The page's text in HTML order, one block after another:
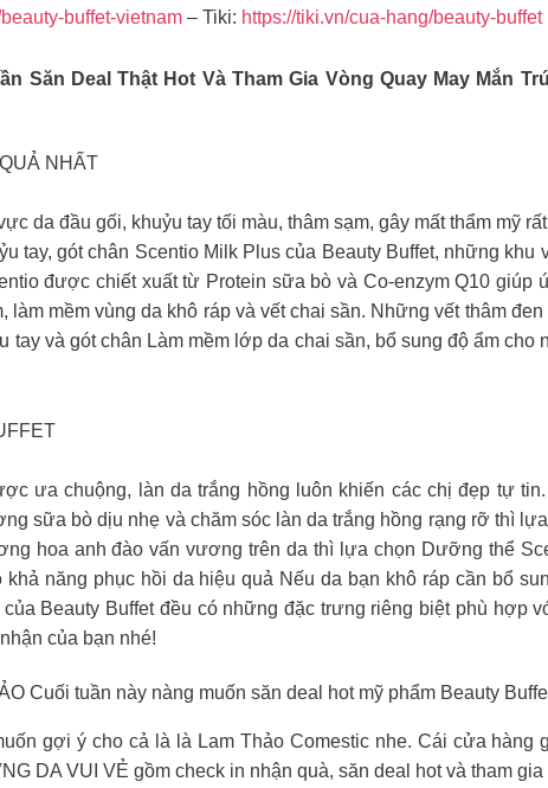
buffet-vietnam – Tiki: https://tiki.vn/cua-hang/beauty-buffet
Săn Deal Thật Hot Và Tham Gia Vòng Quay May Mắn
NHẤT
da đầu gối, khuỷu tay tối màu, thâm sạm, gây mất thẩm mỹ
tay, gót chân Scentio Milk Plus của Beauty Buffet, những
được chiết xuất từ Protein sữa bò và Co-enzym Q10 giúp
mềm vùng da khô ráp và vết chai sần. Những vết thâm
và gót chân Làm mềm lớp da chai sần, bổ sung độ ẩm cho
ưa chuộng, làn da trắng hồng luôn khiến các chị đẹp tự
sữa bò dịu nhẹ và chăm sóc làn da trắng hồng rạng rỡ thì
hoa anh đào vấn vương trên da thì lựa chọn Dưỡng thể
năng phục hồi da hiệu quả Nếu da bạn khô ráp cần bổ
Beauty Buffet đều có những đặc trưng riêng biệt phù hợp
của bạn nhé!
Cuối tuần này nàng muốn săn deal hot mỹ phẩm Beauty
gợi ý cho cả là là Lam Thảo Comestic nhe. Cái cửa hàng
DA VUI VẺ gồm check in nhận quà, săn deal hot và tham